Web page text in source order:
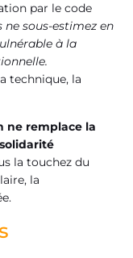
par le code
ne sous-estimez en
à la
technique, la
ne remplace la
la touchez du
la